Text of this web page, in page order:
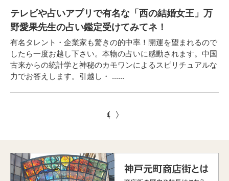
テレビや占いアプリで有名な「西の結婚女王」万
野愛果先生の占い鑑定受けてみてネ！
有名タレント・企業家も驚きの的中率！開運を望まれるので
したら一度お越し下さい。本物の占いに感動されます。中国
古来からの統計学と神秘のカモワンによるスピリチュアルな
力でお答えします。引越し・ ......
1